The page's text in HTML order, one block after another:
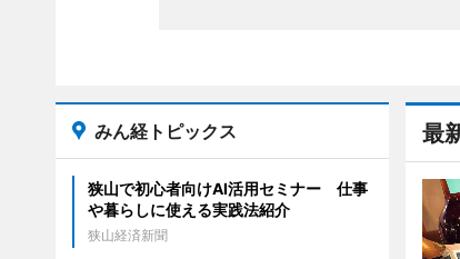
最
みん経トピックス
狭山で初心者向けAI活用セミナー 仕事
や暮らしに使える実践法紹介
狭山経済新聞